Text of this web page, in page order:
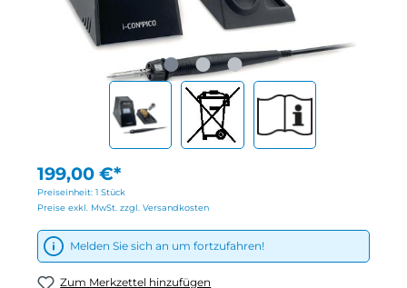
199,00 €*
Preiseinheit: 1 Stück
Preise exkl. MwSt. zzgl. Versandkosten
Melden Sie sich an um fortzufahren!
Zum Merkzettel hinzufügen